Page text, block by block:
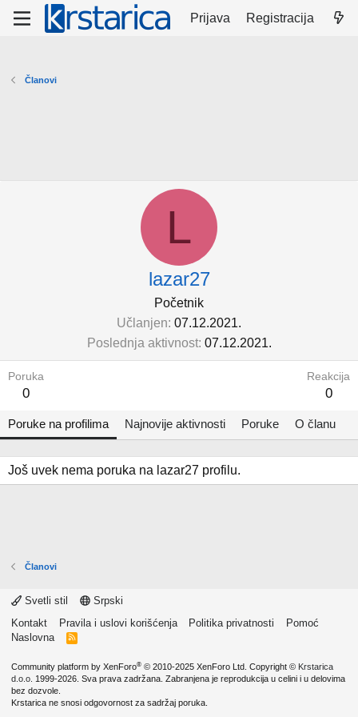
Prijava Registracija
Članovi
L
lazar27
Početnik
Učlanjen 07.12.2021.
Poslednja aktivnost 07.12.2021.
Poruka
0
Reakcija
0
Poruke na profilima Najnovije aktivnosti Poruke O članu
Još uvek nema poruka na lazar27 profilu.
Članovi
Svetli stil
Srpski
Kontakt
Pravila i uslovi korišćenja Politika privatnosti
Pomoć
Naslovna
R
Community platform by XenForo® © 2010-2025 XenForo Ltd. Copyright © Krstarica
d.o.o. 1999-2026. Sva prava zadržana. Zabranjena je reprodukcija u celini i u delovima
bez dozvole.
Krstarica ne snosi odgovornost za sadržaj poruka.